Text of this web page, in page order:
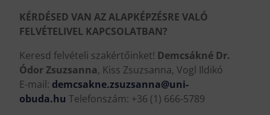
KÉRDÉSED VAN AZ ALAPKÉPZÉSRE VALÓ
FELVÉTELIVEL KAPCSOLATBAN?
Keresd felvételi szakértőinket! Demcsákné Dr.
Ódor Zsuzsanna, Kiss Zsuzsanna, Vogl Ildikó
E-mail: demcsakne.zsuzsanna@uni-
obuda.hu Telefonszám: +36 (1) 666-5789